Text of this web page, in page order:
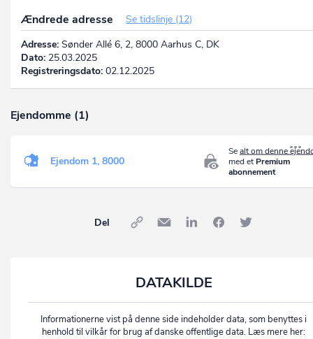
Ændrede adresse
Se tidslinje (12)
Adresse: Sønder Allé 6, 2, 8000 Aarhus C, DK
Dato: 25.03.2025
Registreringsdato: 02.12.2025
Ejendomme (1)
Sealt om denne
med et Premium
abonnement
Ejendom 1, 8000
Del
DATAKILDE
Informationerne vist på denne side indeholder data, som benyttes i
henhold til vilkår for brug af danske offentlige data. Læs mere her: